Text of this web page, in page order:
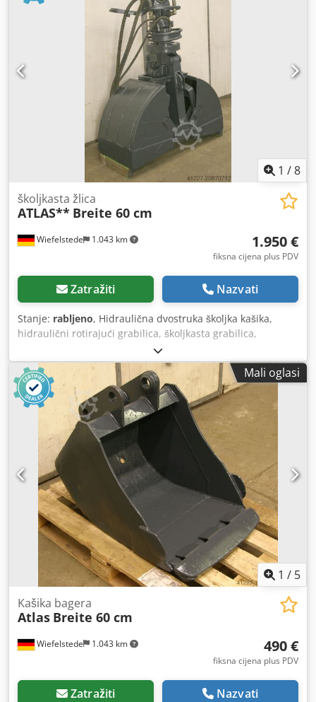
1 /8
Wiefelstede 1.043 km
školjkasta žlica
ATLAS** Breite 60 cm
1.950 €
fiksna cijena plus PDV
Zatražiti Nazvati
Stanje: rabljeno, Hidraulična dvostruka školjka kašika,
hidraulični rotirajući grabilica, školjkasta grabilica,
hidraulična grabilica - Širina kašike: 600 mm - Zapremnina:
400 l - Maksimalni otvor: 1400 mm - Komplet: s rotacijskim
servo pogonom - Montažni klin: Ø 80 mm Dwjdpfx Aox R Sv
Ejlyoa - Središnja udaljenost prihvata: 340 mm - Težina:
700 kg
Mali oglasi
1 / 5
Wiefelstede 1.043 km
Kašika bagera
Atlas Breite 60 cm
490 €
fiksna cijena plus PDV
Zatražiti Nazvati